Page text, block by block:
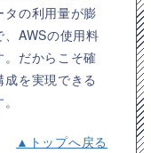
の利用量が膨
AWSの使用料
だからこそ確
を実現できる
▲トップへ戻る